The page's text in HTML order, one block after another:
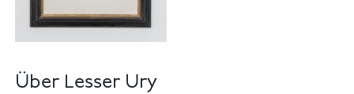
Über Lesser Ury